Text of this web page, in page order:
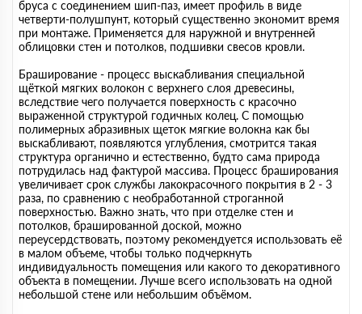
бруса с соединением шип-паз, имеет профиль в виде
четверти-полушпунт, который существенно экономит время
при монтаже. Применяется для наружной и внутренней
облицовки стен и потолков, подшивки свесов кровли.
Браширование - процесс выскабливания специальной
щёткой мягких волокон с верхнего слоя древесины,
вследствие чего получается поверхность с красочно
выраженной структурой годичных колец. С помощью
полимерных абразивных щеток мягкие волокна как бы
выскабливают, появляются углубления, смотрится такая
структура органично и естественно, будто сама природа
потрудилась над фактурой массива. Процесс браширования
увеличивает срок службы лакокрасочного покрытия в 2 - 3
раза, по сравнению с необработанной строганной
поверхностью. Важно знать, что при отделке стен и
потолков, брашированной доской, можно
переусердствовать, поэтому рекомендуется использовать её
в малом объеме, чтобы только подчеркнуть
индивидуальность помещения или какого то декоративного
объекта в помещении. Лучше всего использовать на одной
небольшой стене или небольшим объёмом.